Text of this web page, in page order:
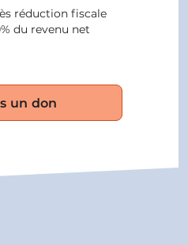
réduction fiscale
du revenu net
un don